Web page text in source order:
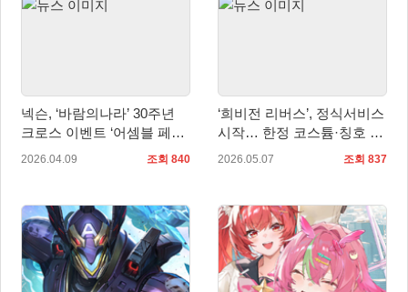
넥슨, ‘바람의나라’ 30주년
크로스 이벤트 ‘어셈블 페스
티벌’ 실시!
2026.04.09 조회 840
‘희비전 리버스’, 정식서비스
시작… 한정 코스튬·칭호 보
상 지급
2026.05.07 조회 837